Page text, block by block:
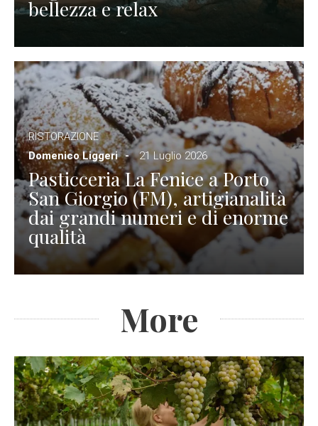
bellezza e relax
RISTORAZIONE
Domenico Liggeri
21 Luglio 2026
Pasticceria La Fenice a Porto
San Giorgio (FM), artigianalità
dai grandi numeri e di enorme
qualità
More